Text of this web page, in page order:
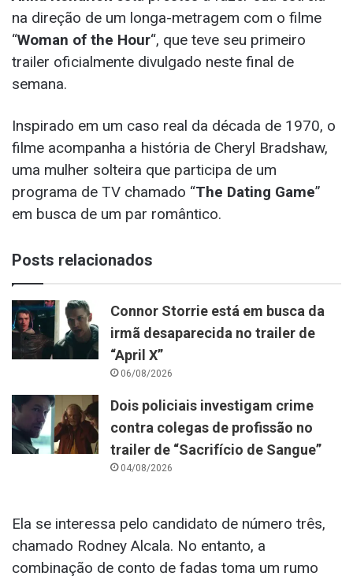
na direção de um longa-metragem com o filme
“Woman of the Hour“, que teve seu primeiro
trailer oficialmente divulgado neste final de
semana.
Inspirado em um caso real da década de 1970, o
filme acompanha a história de Cheryl Bradshaw,
uma mulher solteira que participa de um
programa de TV chamado “The Dating Game”
em busca de um par romântico.
Posts relacionados
Connor Storrie está em busca da
irmã desaparecida no trailer de
“April X”
06/08/2026
Dois policiais investigam crime
contra colegas de profissão no
trailer de “Sacrifício de Sangue”
04/08/2026
Ela se interessa pelo candidato de número três,
chamado Rodney Alcala. No entanto, a
combinação de conto de fadas toma um rumo